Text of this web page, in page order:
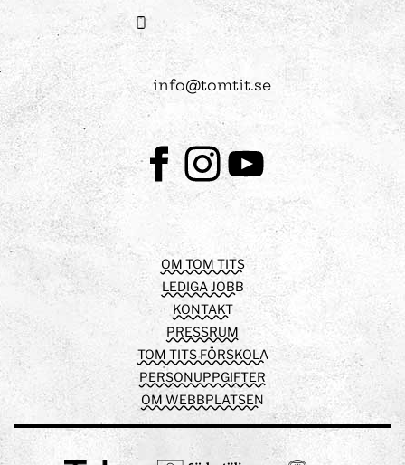
info@tomtit.se
FacebookInstagram
Youtube
OM TOM TITS
LEDIGA JOBB
KONTAKT
PRESSRUM
TOM TITS FÖRSKOLA
PERSONUPPGIFTER
OM WEBBPLATSEN